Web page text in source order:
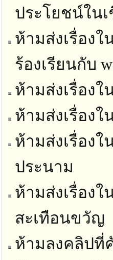
ประโยชน์ใน
ห้ามส่งเรื่อง
ร้องเรียนกับ
ห้ามส่งเรื่อง
ห้ามส่งเรื่องใ
ห้ามส่งเรื่อง
ประนาม
ห้ามส่งเรื่อง
สะเทือนขวัญ
ห้ามลงคลิปที่